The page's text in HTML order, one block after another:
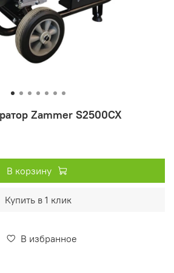
Zammer S2500CX
В избранное
В корзину
Купить в 1 клик